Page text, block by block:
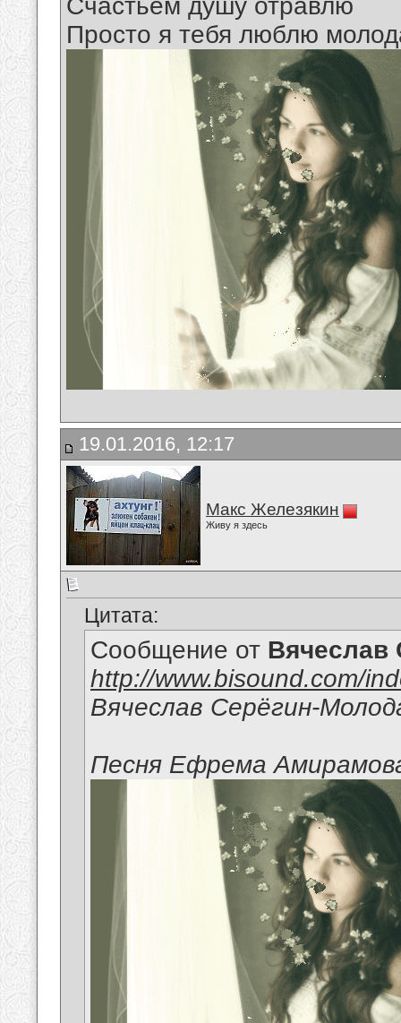
Счастьем душу отравлю
Просто я тебя люблю
19.01.2016, 12:17
Макс Железякин
Живу я здесь
Цитата:
Сообщение от Вячеслав
http://www.bisound.com/
Вячеслав Серёгин-
Песня Ефрема